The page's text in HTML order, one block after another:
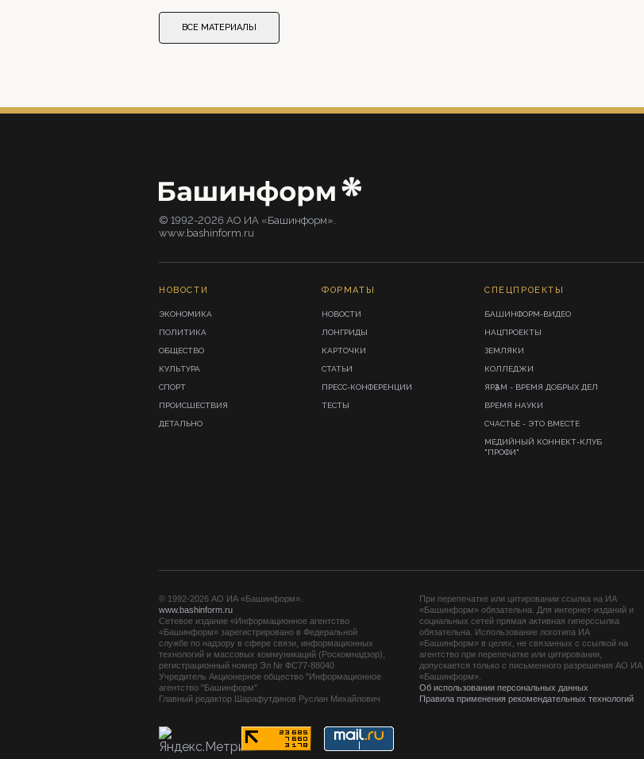
ВСЕ МАТЕРИАЛЫ
© 1992-2026 АО ИА «Башинформ».
www.bashinform.ru
НОВОСТИ
ЭКОНОМИКА
ПОЛИТИКА
ОБЩЕСТВО
КУЛЬТУРА
СПОРТ
ПРОИСШЕСТВИЯ
ДЕТАЛЬНО
ФОРМАТЫ
НОВОСТИ
ЛОНГРИДЫ
КАРТОЧКИ
СТАТЬИ
ПРЕСС-КОНФЕРЕНЦИИ
ТЕСТЫ
СПЕЦПРОЕКТЫ
БАШИНФОРМ-ВИДЕО
НАЦПРОЕКТЫ
ЗЕМЛЯКИ
КОЛЛЕДЖИ
ЯРҘАМ - ВРЕМЯ ДОБРЫХ ДЕЛ
ВРЕМЯ НАУКИ
СЧАСТЬЕ - ЭТО ВМЕСТЕ
МЕДИЙНЫЙ КОННЕКТ-КЛУБ
"ПРОФИ"
© 1992-2026 АО ИА «Башинформ».
www.bashinform.ru
Сетевое издание «Информационное агентство
«Башинформ» зарегистрировано в Федеральной
службе по надзору в сфере связи, информационных
технологий и массовых коммуникаций (Роскомнадзор),
регистрационный номер Эл № ФС77-88040
Учредитель Акционерное общество "Информационное
агентство "Башинформ"
Главный редактор Шарафутдинов Руслан Михайлович
При перепечатке или цитировании ссылка на ИА
«Башинформ» обязательна. Для интернет-изданий и
социальных сетей прямая активная гиперссылка
обязательна. Использование логотипа ИА
«Башинформ» в целях, не связанных с ссылкой на
агентство при перепечатке или цитировании,
допускается только с письменного разрешения АО ИА
«Башинформ».
Об использовании персональных данных
Правила применения рекомендательных технологий